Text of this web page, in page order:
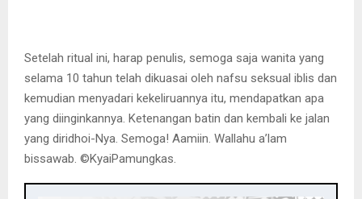
Setelah ritual ini, harap penulis, semoga saja wanita yang
selama 10 tahun telah dikuasai oleh nafsu seksual iblis dan
kemudian menyadari kekeliruannya itu, mendapatkan apa
yang diinginkannya. Ketenangan batin dan kembali ke jalan
yang diridhoi-Nya. Semoga! Aamiin. Wallahu a’lam
bissawab. ©️KyaiPamungkas.